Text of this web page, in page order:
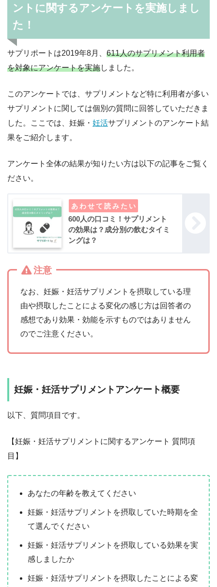
ントに関するアンケートを実施しまし
た！
サプリポートは2019年8月、 611人のサプリメント利用者
を対象にアンケートを実施しました。
このアンケートでは、サプリメントなど特に利用者が多い
サプリメントに関しては個別の質問に回答していただきま
した。ここでは、妊娠・ 妊活サプリメントのアンケート結
果をご紹介します。
アンケート全体の結果が知りたい方は以下の記事をご覧く
ださい。
600人の口コミ！サプリメント
の効果は？成分別の飲むタイミ
ングは？
注意
なお、妊娠・妊活サプリメントを摂取している理
由や摂取したことによる変化の感じ方は回答者の
感想であり効果・効能を示すものではありません
のでご注意ください。
妊娠・妊活サプリメントアンケート概要
以下、質問項目です。
【妊娠・妊活サプリメントに関するアンケート 質問項
目】
あなたの年齢を教えてください
妊娠・妊活サプリメントを摂取していた時期を全
て選んでください
妊娠・妊活サプリメントを摂取している効果を実
感しましたか
妊娠・妊活サプリメントを摂取したことによる変